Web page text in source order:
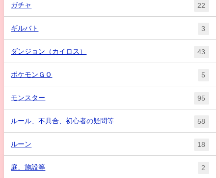
ガチャ 22
ギルバト 3
ダンジョン（カイロス） 43
ポケモンＧＯ 5
モンスター 95
ルール、不具合、初心者の疑問等 58
ルーン 18
庭、施設等 2